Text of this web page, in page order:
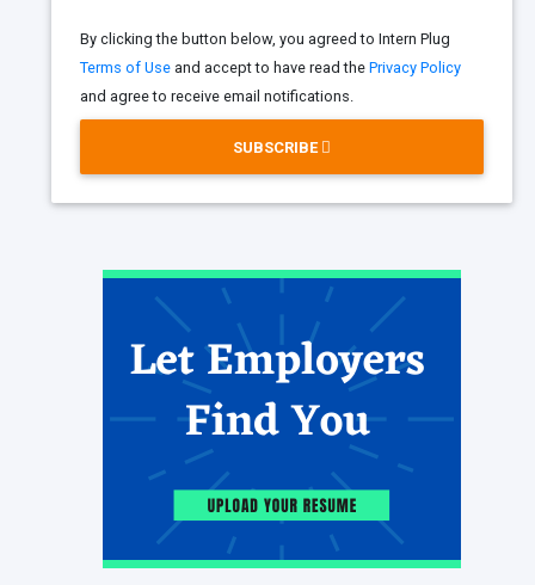
By clicking the button below, you agreed to Intern Plug
Terms of Use and accept to have read the Privacy Policy
and agree to receive email notifications.
SUBSCRIBE